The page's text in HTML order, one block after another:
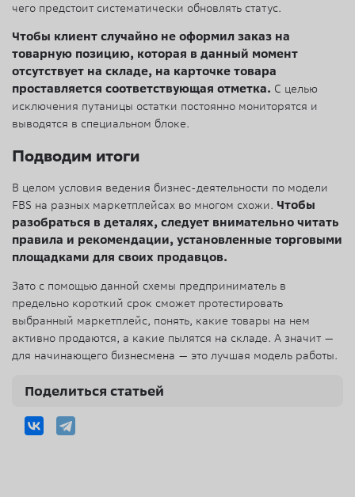
чего предстоит систематически обновлять статус.
Чтобы клиент случайно не оформил заказ на
товарную позицию, которая в данный момент
отсутствует на складе, на карточке товара
проставляется соответствующая отметка. С целью
исключения путаницы остатки постоянно мониторятся и
выводятся в специальном блоке.
Подводим итоги
В целом условия ведения бизнес-деятельности по модели
FBS на разных маркетплейсах во многом схожи. Чтобы
разобраться в деталях, следует внимательно читать
правила и рекомендации, установленные торговыми
площадками для своих продавцов.
Зато с помощью данной схемы предприниматель в
предельно короткий срок сможет протестировать
выбранный маркетплейс, понять, какие товары на нем
активно продаются, а какие пылятся на складе. А значит —
для начинающего бизнесмена — это лучшая модель работы.
Поделиться статьей